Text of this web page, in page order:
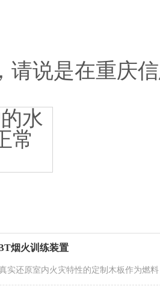
请说是在重庆
烟火训练装置
实还原室内火灾特性的定制木板作为燃